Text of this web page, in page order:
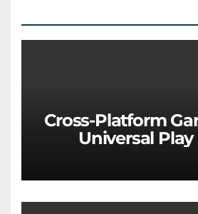
Cross-Platform
Universal